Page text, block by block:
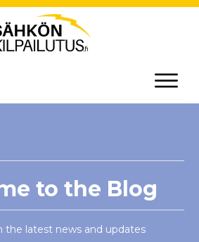
to the Blog
the latest news and updates